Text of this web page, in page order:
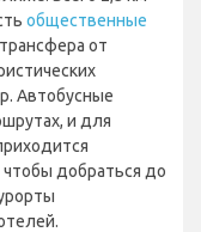
общественные
от
Автобусные
и для
добраться до